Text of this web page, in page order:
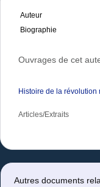
Auteur
Biographie
Ouvrages de cet
Histoire de la
Articles/Extraits
Autres documents